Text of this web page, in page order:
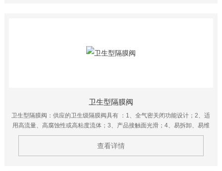
卫生型隔膜阀
卫生型隔膜阀：供应的卫生级隔膜阀具有 ：1、全气密关闭功能设计；2、适
用高流量、高腐蚀性或高粘度流体；3、产品接触面光滑；4、易拆卸、易维
护，易清洁，CIP；5、膜片式结构气动头，有效延长膜片使用寿命。
查看详情